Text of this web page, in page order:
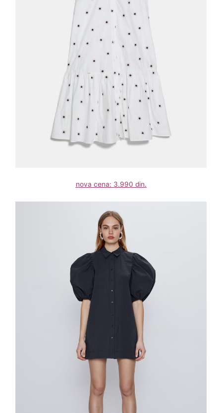
nova cena: 3.990 din.